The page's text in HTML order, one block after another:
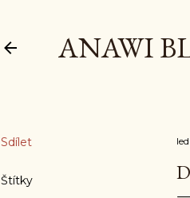
ANAWI
Sdílet
Štítky